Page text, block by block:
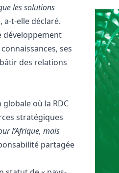
les solutions
a-t-elle déclaré.
développement
ses
des relations
globale où la RDC
stratégiques
l’Afrique, mais
partagée